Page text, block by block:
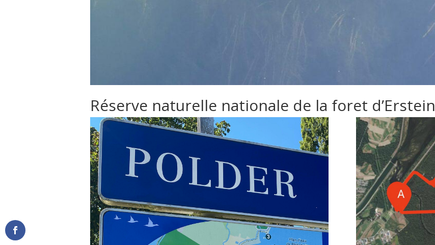
Réserve naturelle nationale de la foret d’Erstein